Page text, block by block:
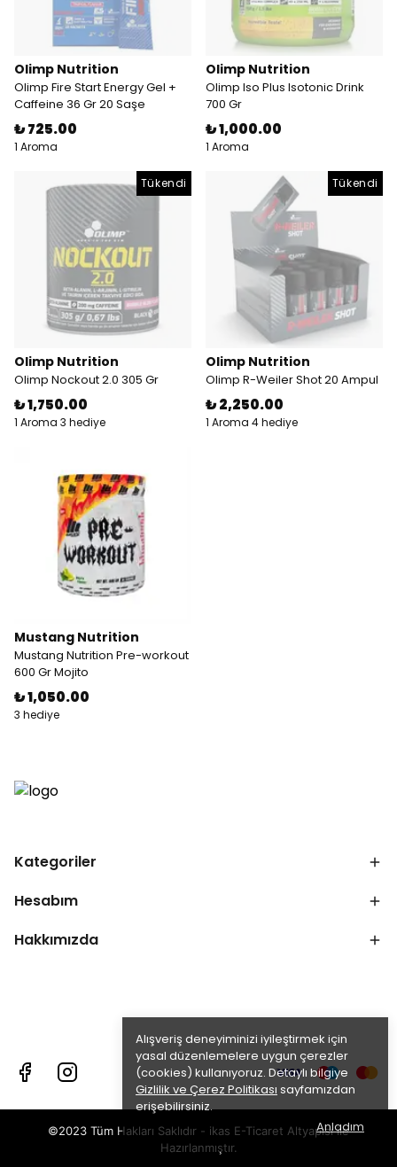
Alışveriş deneyiminizi iyileştirmek için
yasal düzenlemelere uygun çerezler
(cookies) kullanıyoruz. Detaylı bilgiye
Gizlilik ve Çerez Politikası sayfamızdan
erişebilirsiniz.
Anladım
Olimp Nutrition
Olimp Fire Start Energy Gel +
Caffeine 36 Gr 20 Saşe
₺ 725.00
1 Aroma
Olimp Nutrition
Olimp Iso Plus Isotonic Drink
700 Gr
₺ 1,000.00
1 Aroma
Tükendi
Olimp Nutrition
Olimp Nockout 2.0 305 Gr
₺ 1,750.00
1 Aroma 3 hediye
Tükendi
Olimp Nutrition
Olimp R-Weiler Shot 20 Ampul
₺ 2,250.00
1 Aroma 4 hediye
Mustang Nutrition
Mustang Nutrition Pre-workout
600 Gr Mojito
₺ 1,050.00
3 hediye
Kategoriler
Hesabım
Hakkımızda
©2023 Tüm Hakları Saklıdır - ikas E-Ticaret Altyapısı ile
Hazırlanmıştır.